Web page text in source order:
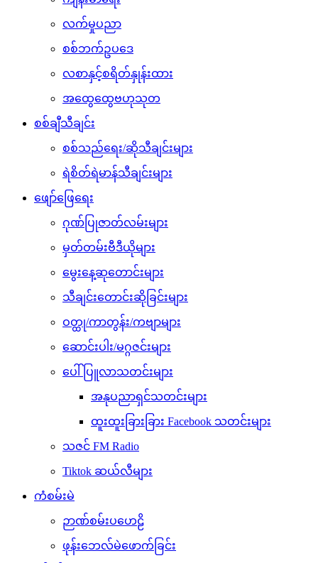
လက်မှုပညာ
စစ်ဘက်ဥပဒေ
လစာနှင့်စရိတ်နှုန်းထား
အထွေထွေဗဟုသုတ
စစ်ချီသီချင်း
စစ်သည်ရေး/ဆိုသီချင်းများ
ရဲစိတ်ရဲမာန်သီချင်းများ
ဖျော်ဖြေရေး
ဂုဏ်ပြုဇာတ်လမ်းများ
မှတ်တမ်းဗီဒီယိုများ
မွေးနေ့ဆုတောင်းများ
သီချင်းတောင်းဆိုခြင်းများ
ဝတ္ထု/ကာတွန်း/ကဗျာများ
ဆောင်းပါး/မဂ္ဂဇင်းများ
ပေါ်ပြူလာသတင်းများ
အနုပညာရှင်သတင်းများ
ထူးထူးခြားခြား Facebook သတင်းများ
သဇင် FM Radio
Tiktok ဆယ်လီများ
ကံစမ်းမဲ
ဉာဏ်စမ်းပဟေဠိ
ဖုန်းဘေလ်မဲဖောက်ခြင်း